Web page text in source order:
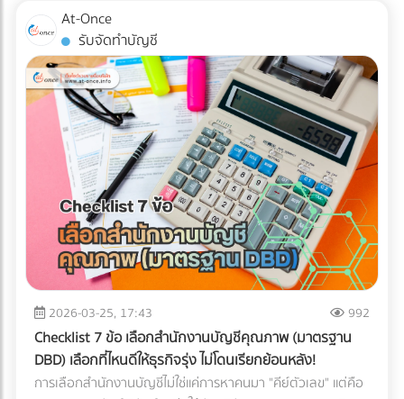
ว่าข้อมูลทุกเส้นทางเงินถูกส่งเข้าระบบอย่างถูกต้อง 100% 3.
ยกระดับบทบาทสู่ "Virtual CFO" (ที่ปรึกษาทางการเงินส่วนตัว)
บทบาทของนักบัญชีในปี 2026 ไม่ได้จบแค่การปิดงบ แต่คนเก่งๆ
จะนำ Data มาวิเคราะห์เพื่อวางแผนกลยุทธ์ ไม่ว่าจะเป็นการหา
ช่องทางใช้สิทธิประโยชน์ทางภาษีอย่างถูกต้อง การประเมินผลกระ
ทบจากภาษีคาร์บอน (Carbon Tax) ไปจนถึงการจัดทำงบการเงิน
ให้พร้อมสำหรับการสเกลธุรกิจ บทสรุป: AI ไม่ได้ถูกสร้างมาเพื่อ
จับผิดคนทำถูก แต่สร้างมาเพื่อหา "ความย้อนแย้งของ Data"
ดังนั้น ตราบใดที่งบการเงินและเอกสารทางภาษีของคุณ
สอดคล้องกับความเป็นจริง AI ของสรรพากรก็ไม่ใช่เรื่องที่น่า
กลัวแต่อย่างใด ไม่แพ้คู่แข่ง ไม่พลาดเรื่องภาษี!
At-Once
รับจัดทำบัญชี
2026-03-25, 17:43 992
Checklist 7 ข้อ เลือกสำนักงานบัญชีคุณภาพ (มาตรฐาน
DBD) เลือกที่ไหนดีให้ธุรกิจรุ่ง ไม่โดนเรียกย้อนหลัง!
การเลือกสำนักงานบัญชีไม่ใช่แค่การหาคนมา "คีย์ตัวเลข" แต่คือ